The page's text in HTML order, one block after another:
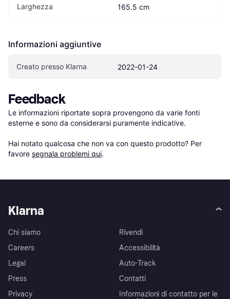
Larghezza 165.5 cm
Informazioni aggiuntive
Creato presso Klarna 2022-01-24
Feedback
Le informazioni riportate sopra provengono da varie fonti
esterne e sono da considerarsi puramente indicative.
Hai notato qualcosa che non va con questo prodotto? Per
favore segnala problemi qui.
Klarna
Chi siamo
Careers
Legal
Press
Privacy
Rivendi
Accessibilità
Auto-Track
Contatti
Informazioni di contatto per le